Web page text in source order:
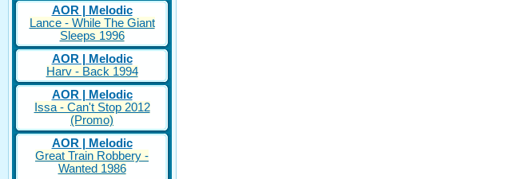
AOR | Melodic
Lance - While The Giant
Sleeps 1996
AOR | Melodic
Harv - Back 1994
AOR | Melodic
Issa - Can't Stop 2012
(Promo)
AOR | Melodic
Great Train Robbery -
Wanted 1986